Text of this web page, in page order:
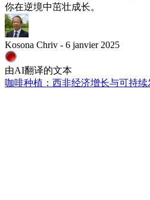
你在逆境中茁壮成长。
Kosona Chriv - 6 janvier 2025
由AI翻译的文本
咖啡种植：西非经济增长与可持